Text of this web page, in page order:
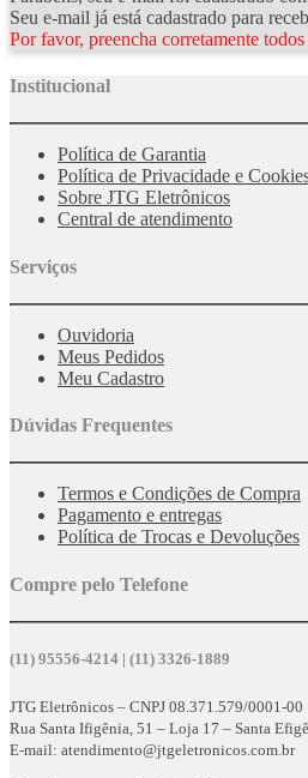
Seu e-mail já está cadastrado para
Por favor, preencha corretamente
Institucional
Política de Garantia
Política de Privacidade e
Sobre JTG Eletrônicos
Central de atendimento
Serviços
Ouvidoria
Meus Pedidos
Meu Cadastro
Dúvidas Frequentes
Termos e Condições de Compra
Pagamento e entregas
Política de Trocas e Devoluções
Compre pelo Telefone
(11) 95556-4214 | (11) 3326-1889
JTG Eletrônicos – CNPJ 08.371.579/0001-00
Rua Santa Ifigênia, 51 – Loja 17 – Santa
E-mail: atendimento@jtgeletronicos.com.br